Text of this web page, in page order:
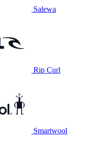
Salewa
Rip Curl
Smartwool